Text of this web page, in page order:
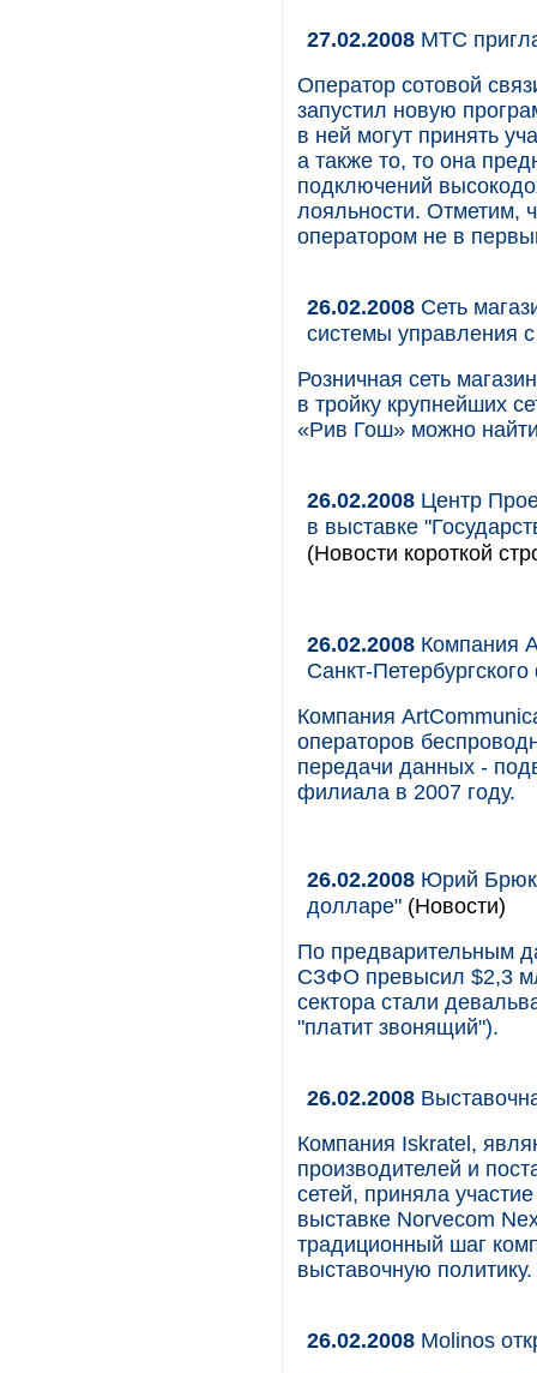
27.02.2008 МТС
Оператор сотовой
запустил новую
в ней могут принять
а также то, то она
подключений
лояльности. Отметим,
оператором не в
26.02.2008 Сеть
системы управления
Розничная сеть
в тройку крупнейших
«Рив Гош» можно
26.02.2008 Центр
в выставке
(Новости короткой
26.02.2008 Компания
Санкт-
Компания
операторов
передачи данных -
филиала в 2007 году.
26.02.2008 Юрий
долларе" (Новости)
По предварительным
СЗФО превысил $2,3
сектора стали
"платит звонящий").
26.02.2008
Компания Iskratel,
производителей и
сетей, приняла
выставке Norvecom
традиционный шаг
выставочную политику.
26.02.2008 Molinos